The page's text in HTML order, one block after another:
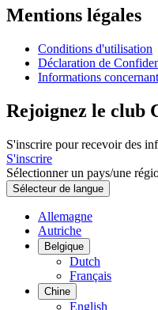
Mentions légales
Conditions d'utilisation
Déclaration de
Informations
Rejoignez le club
S'inscrire pour recevoir des
S'inscrire
Sélectionner un pays/une
Sélecteur de langue
Allemagne
Autriche
Belgique
Dutch
Français
Chine
English